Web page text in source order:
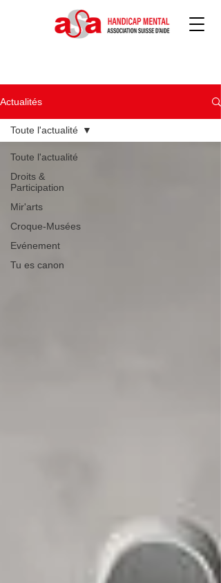
Actualités
Toute l'actualité
Droits &
Participation
Mir'arts
Croque-Musées
Evénement
Tu es canon
Toute l'actualité